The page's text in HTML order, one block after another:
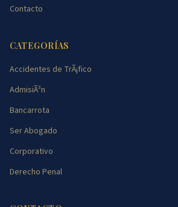
Contacto
CATEGORÍAS
Accidentes de TrÃ¡fico
AdmisiÃ³n
Bancarrota
Ser Abogado
Corporativo
Derecho Penal